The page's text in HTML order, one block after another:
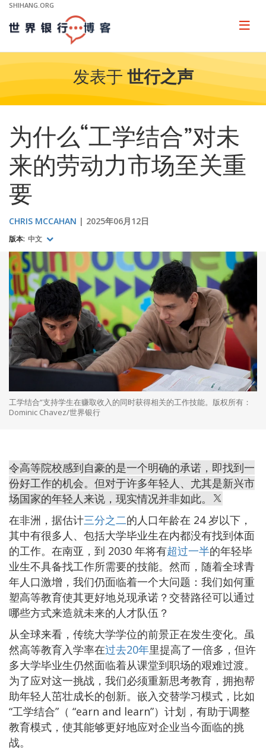
Skip
Main
Navigation
SHIHANG.ORG
Page
发表于 世行之声
为什么“工学结合”对未
来的劳动力市场至关重
要
CHRIS MCCAHAN 2025年06月12日
版本: 中文
工学结合”支持学生在赚取收入的同时获得相关的工作技能。版权所有：
Dominic Chavez/世界银行
令高等院校感到自豪的是一个明确的承诺，即找到一
份好工作的机会。但对于许多年轻人、尤其是新兴市
场国家的年轻人来说，现实情况并非如此。
在非洲，据估计三分之二的人口年龄在 24 岁以下，
其中有很多人、包括大学毕业生在内都没有找到体面
的工作。在南亚，到 2030 年将有超过一半的年轻毕
业生不具备找工作所需要的技能。然而，随着全球青
年人口激增，我们仍面临着一个大问题：我们如何重
塑高等教育使其更好地兑现承诺？交替路径可以通过
哪些方式来造就未来的人才队伍？
从全球来看，传统大学学位的前景正在发生变化。虽
然高等教育入学率在过去20年里提高了一倍多，但许
多大学毕业生仍然面临着从课堂到职场的艰难过渡。
为了应对这一挑战，我们必须重新思考教育，拥抱帮
助年轻人茁壮成长的创新。嵌入交替学习模式，比如
“工学结合”（ “earn and learn”）计划，有助于调整
教育模式，使其能够更好地应对企业当今面临的挑
战。